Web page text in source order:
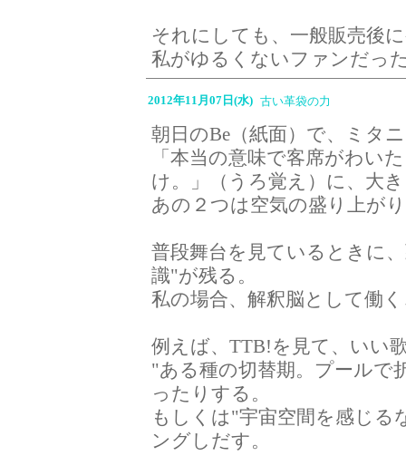
それにしても、一般販売後
私がゆるくないファンだっ
2012年11月07日(水) 古い革袋の力
朝日のBe（紙面）で、ミタ
「本当の意味で客席がわい
け。」（うろ覚え）に、大
あの２つは空気の盛り上が
普段舞台を見ているときに
識"が残る。
私の場合、解釈脳として働
例えば、TTB!を見て、いい
"ある種の切替期。プールで
ったりする。
もしくは"宇宙空間を感じ
ングしだす。